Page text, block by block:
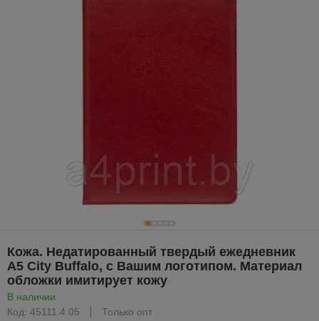
Кожа. Недатированный твердый ежедневник
А5 City Buffalo, с Вашим логотипом. Материал
обложки имитирует кожу
В наличии
Код: 45111.4.05
Только опт